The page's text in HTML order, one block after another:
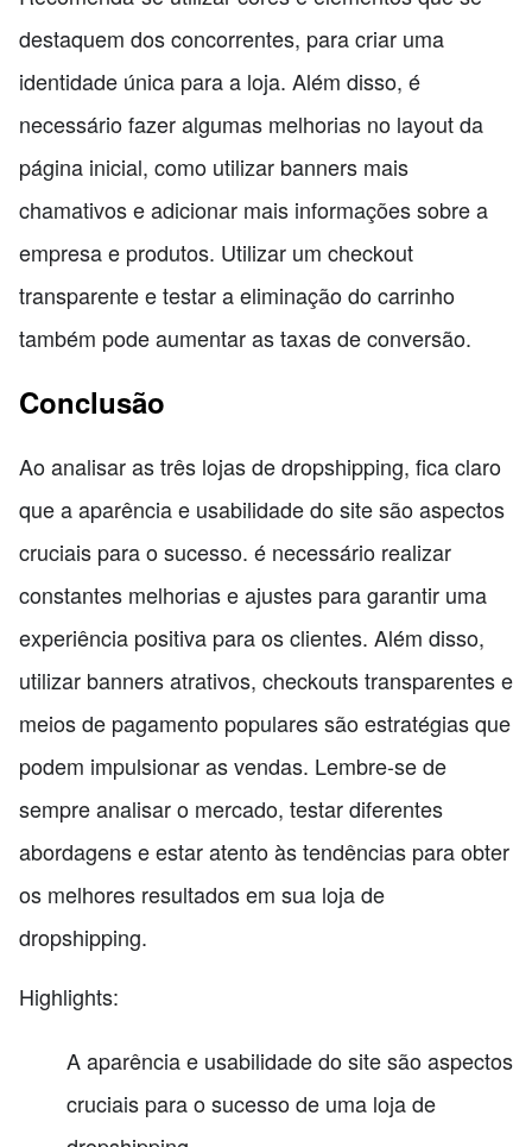
destaquem dos concorrentes, para criar uma
identidade única para a loja. Além disso, é
necessário fazer algumas melhorias no layout da
página inicial, como utilizar banners mais
chamativos e adicionar mais informações sobre a
empresa e produtos. Utilizar um checkout
transparente e testar a eliminação do carrinho
também pode aumentar as taxas de conversão.
Conclusão
Ao analisar as três lojas de dropshipping, fica claro
que a aparência e usabilidade do site são aspectos
cruciais para o sucesso. é necessário realizar
constantes melhorias e ajustes para garantir uma
experiência positiva para os clientes. Além disso,
utilizar banners atrativos, checkouts transparentes e
meios de pagamento populares são estratégias que
podem impulsionar as vendas. Lembre-se de
sempre analisar o mercado, testar diferentes
abordagens e estar atento às tendências para obter
os melhores resultados em sua loja de
dropshipping.
Highlights:
A aparência e usabilidade do site são aspectos
cruciais para o sucesso de uma loja de